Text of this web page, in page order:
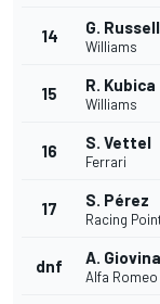
14 G. Russell
Williams
15 R. Kubica
Williams
16 S. Vettel
Ferrari
17 S. Pérez
Racing
dnf A.
Alfa Romeo